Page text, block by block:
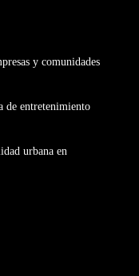
y comunidades
de entretenimiento
urbana en